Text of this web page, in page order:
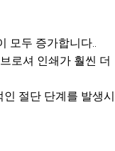
모두 증가합니다..
로셔 인쇄가 훨씬 더
절단 단계를 발생시